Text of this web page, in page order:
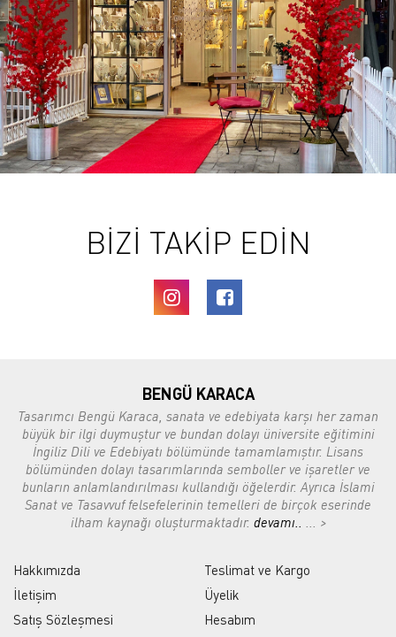
BİZİ TAKİP EDİN
BENGÜ KARACA
Tasarımcı Bengü Karaca, sanata ve edebiyata karşı her zaman
büyük bir ilgi duymuştur ve bundan dolayı üniversite eğitimini
İngiliz Dili ve Edebiyatı bölümünde tamamlamıştır. Lisans
bölümünden dolayı tasarımlarında semboller ve işaretler ve
bunların anlamlandırılması kullandığı öğelerdir. Ayrıca İslami
Sanat ve Tasavvuf felsefelerinin temelleri de birçok eserinde
ilham kaynağı oluşturmaktadır. devamı.. ... >
Hakkımızda
İletişim
Satış Sözleşmesi
Teslimat ve Kargo
Üyelik
Hesabım